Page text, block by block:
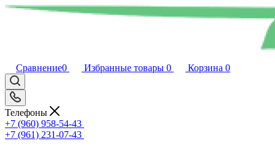
Сравнение0 Избранные товары 0 Корзина 0
Телефоны
+7 (960) 958-54-43
+7 (961) 231-07-43